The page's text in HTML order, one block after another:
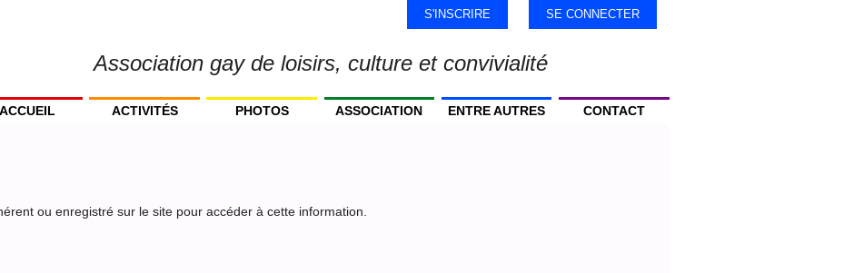
Association gay de loisirs, culture et convivialité
S'INSCRIRE SE CONNECTER
ACCUEIL ACTIVITÉS PHOTOS ASSOCIATION ENTRE AUTRES CONTACT
ou enregistré sur le site pour accéder à cette information.